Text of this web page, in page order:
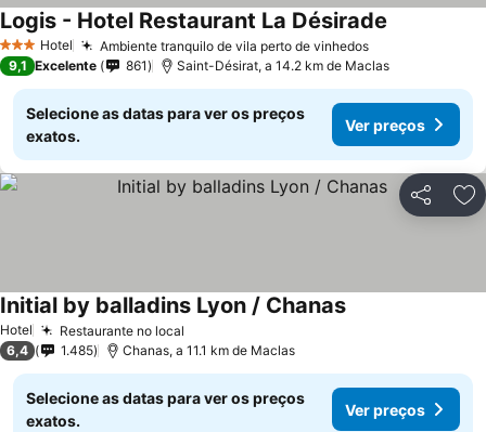
3 EstrelasHotel Ambiente tranquilo de vila perto de vinhedos
Logis - Hotel Restaurant La Désirade
9,1 Excelente 861 Saint-Désirat, a 14.2 km de Maclas
Selecione as datas para ver os preços
exatos.
Ver preços
Partilhar
Hotel Restaurante no local
Initial by balladins Lyon / Chanas
6,4 1.485 Chanas, a 11.1 km de Maclas
Selecione as datas para ver os preços
exatos.
Ver preços